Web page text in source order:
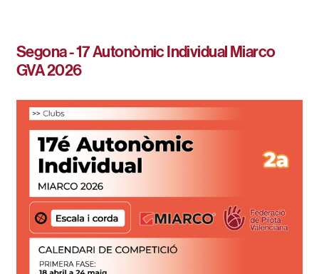
Segona - 17 Autonòmic Individual Miarco
GVA 2026